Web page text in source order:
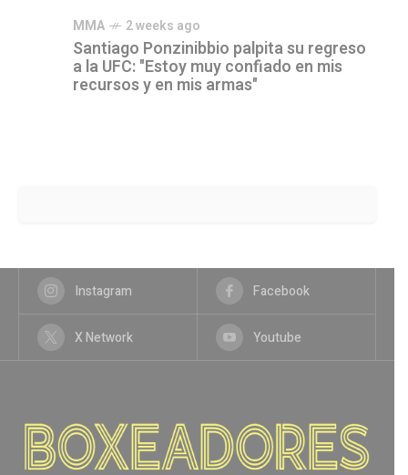
MMA 2 weeks ago
Santiago Ponzinibbio palpita su regreso
a la UFC: "Estoy muy confiado en mis
recursos y en mis armas"
Instagram Facebook
X Network Youtube